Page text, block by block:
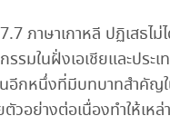
ภาษาเกาหลี ปฏิเสธไม่
มในฝั่งเอเชียและประ
กหนึ่งที่มีบทบาทสำคัญใ
อย่างต่อเนื่องทำให้เหล่